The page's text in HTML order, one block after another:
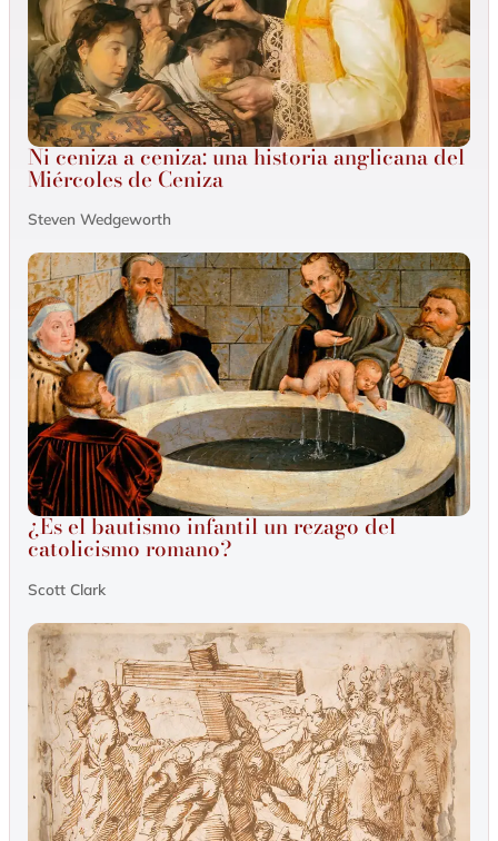
Ni ceniza a ceniza: una historia anglicana del
Miércoles de Ceniza
Steven Wedgeworth
¿Es el bautismo infantil un rezago del
catolicismo romano?
Scott Clark